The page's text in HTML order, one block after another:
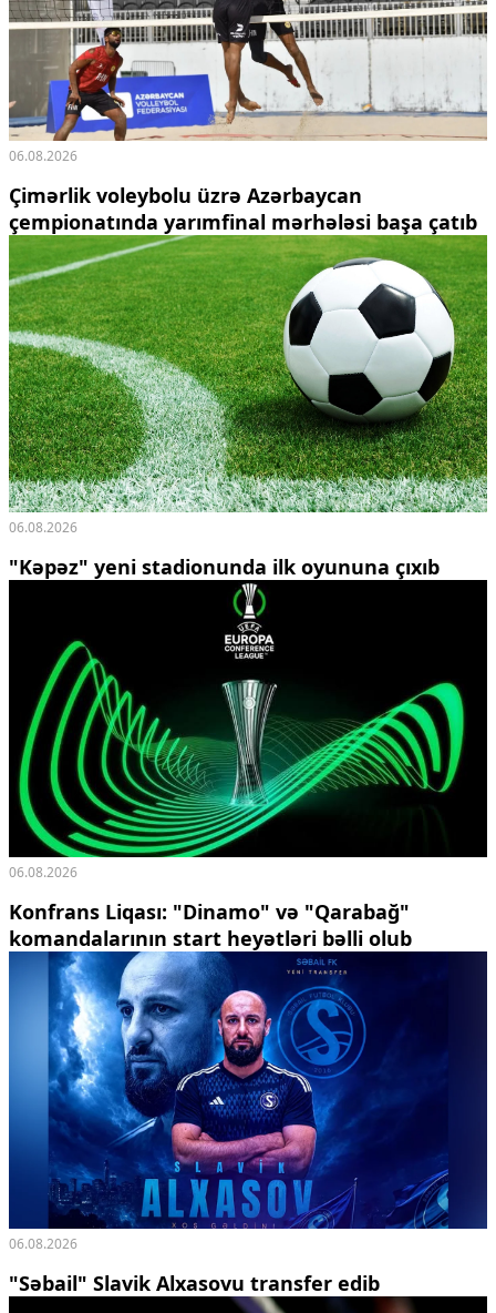
06.08.2026
Çimərlik voleybolu üzrə Azərbaycan
çempionatında yarımfinal mərhələsi başa çatıb
06.08.2026
"Kəpəz" yeni stadionunda ilk oyununa çıxıb
06.08.2026
Konfrans Liqası: "Dinamo" və "Qarabağ"
komandalarının start heyətləri bəlli olub
06.08.2026
"Səbail" Slavik Alxasovu transfer edib